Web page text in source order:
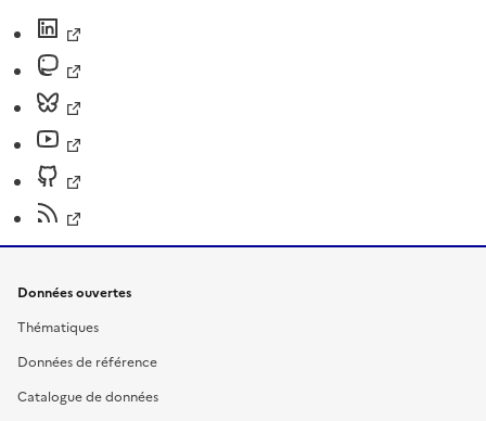
Données ouvertes
Thématiques
Données de référence
Catalogue de données